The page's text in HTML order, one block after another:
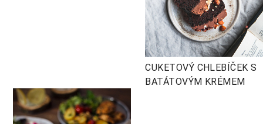
CUKETOVÝ CHLEBÍČEK S
BATÁTOVÝM KRÉMEM